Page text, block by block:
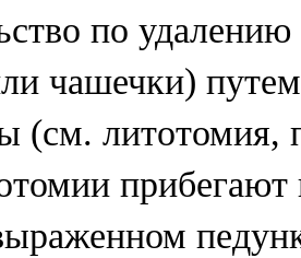
по
чашечки) путем
(см. литотомия,
прибегают